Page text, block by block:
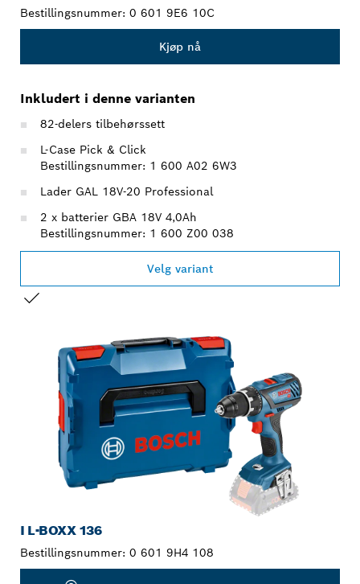
Bestillingsnummer: 0 601 9E6 10C
Kjøp nå
Inkludert i denne varianten
82-delers tilbehørssett
L-Case Pick & Click
Bestillingsnummer: 1 600 A02 6W3
Lader GAL 18V-20 Professional
2 x batterier GBA 18V 4,0Ah
Bestillingsnummer: 1 600 Z00 038
Velg variant
I L-BOXX 136
Bestillingsnummer: 0 601 9H4 108